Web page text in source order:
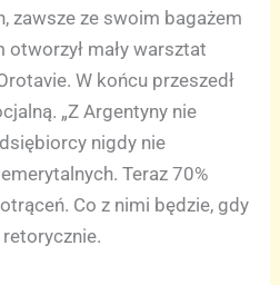
zawsze ze swoim bagażem
otworzył mały warsztat
W końcu przeszedł
„Z Argentyny nie
nigdy nie
Teraz 70%
Co z nimi będzie, gdy